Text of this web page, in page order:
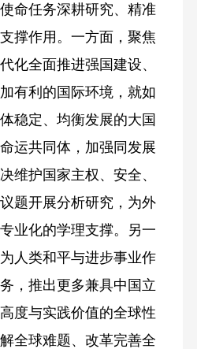
命任务深耕研究、精准
撑作用。一方面，聚焦
化全面推进强国建设、
有利的国际环境，就如
稳定、均衡发展的大国
运共同体，加强同发展
维护国家主权、安全、
题开展分析研究，为外
业化的学理支撑。另一
人类和平与进步事业作
，推出更多兼具中国立
度与实践价值的全球性
全球难题、改革完善全